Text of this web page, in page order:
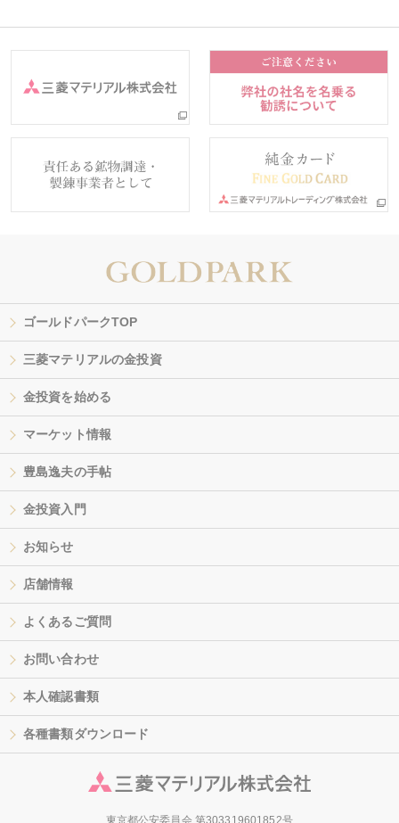
ゴールドパークTOP
三菱マテリアルの金投資
金投資を始める
マーケット情報
豊島逸夫の手帖
金投資入門
お知らせ
店舗情報
よくあるご質問
お問い合わせ
本人確認書類
各種書類ダウンロード
東京都公安委員会 第303319601852号